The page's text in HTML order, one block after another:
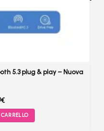
5.3 plug & play – Nuova
€